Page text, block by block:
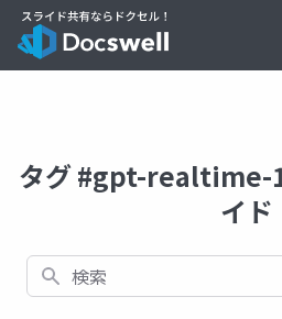
タグ #gpt-realtime-
イド
検索